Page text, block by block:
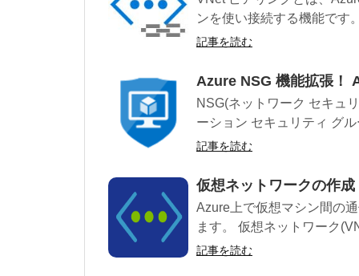
ンを使い接続する機能です
記事を読む
Azure NSG 機能拡張
NSG(ネットワーク セキュ
ーション セキュリティ グ
記事を読む
仮想ネットワークの作成
Azure上で仮想マシン間の
ます。 仮想ネットワーク
記事を読む